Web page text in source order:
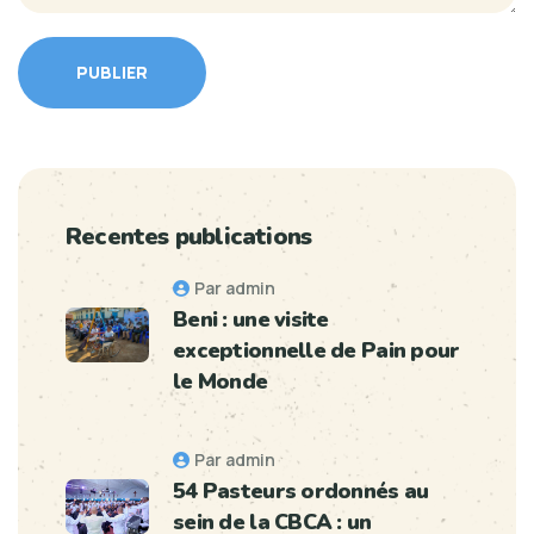
PUBLIER
Recentes publications
Par admin
Beni : une visite
exceptionnelle de Pain pour
le Monde
Par admin
54 Pasteurs ordonnés au
sein de la CBCA : un